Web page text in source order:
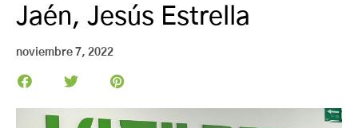
Jaén, Jesús Estrella
noviembre 7, 2022